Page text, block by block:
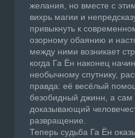
желания, но вместе с
вихрь магии и
привыкнуть к
озорному обаянию и
между ними возникает
когда Га Ён наконец
необычному спутнику,
правда: её весёлый
безобидный джинн, а сам
доказывающий
развращение.
Теперь судьба Га Ён